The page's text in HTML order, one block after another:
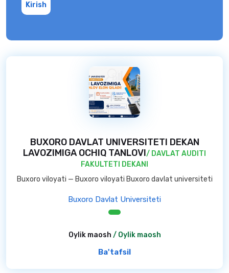
Kirish
BUXORO DAVLAT UNIVERSITETI DEKAN
LAVOZIMIGA OCHIQ TANLOVI/ DAVLAT AUDITI
FAKULTETI DEKANI
Buxoro viloyati — Buxoro viloyati Buxoro davlat universiteti
Buxoro Davlat Universiteti
Oylik maosh / Oylik maosh
Ba'tafsil